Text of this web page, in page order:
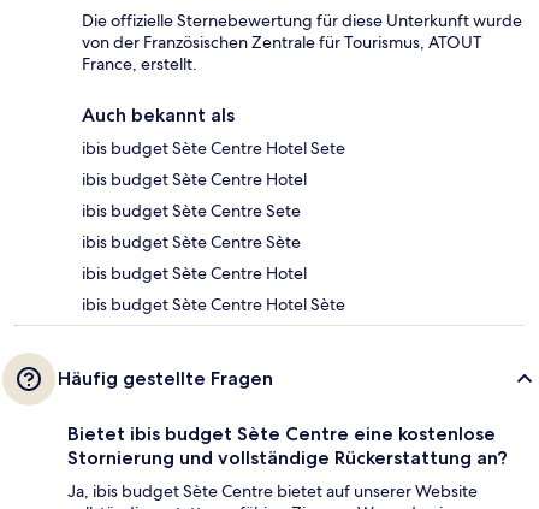
Die offizielle Sternebewertung für diese Unterkunft wurde
von der Französischen Zentrale für Tourismus, ATOUT
France, erstellt.
Auch bekannt als
ibis budget Sète Centre Hotel Sete
ibis budget Sète Centre Hotel
ibis budget Sète Centre Sete
ibis budget Sète Centre Sète
ibis budget Sète Centre Hotel
ibis budget Sète Centre Hotel Sète
Häufig gestellte Fragen
Bietet ibis budget Sète Centre eine kostenlose
Stornierung und vollständige Rückerstattung an?
Ja, ibis budget Sète Centre bietet auf unserer Website